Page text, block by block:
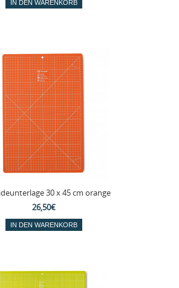
30 x 45 cm orange
26,50€